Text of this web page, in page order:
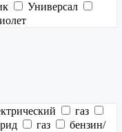
Универсал
газ
газ
бензин/